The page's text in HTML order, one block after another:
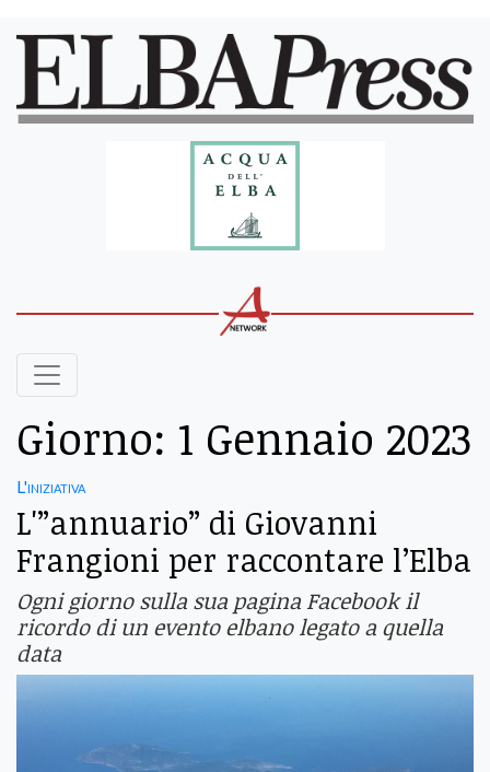
Giorno: 1 Gennaio 2023
L'iniziativa
L'”annuario” di Giovanni
Frangioni per raccontare l’Elba
Ogni giorno sulla sua pagina Facebook il
ricordo di un evento elbano legato a quella
data